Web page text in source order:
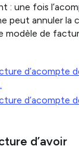
: une fois
peut annuler la
modèle de
d’acompte
d’acompte
d’avoir